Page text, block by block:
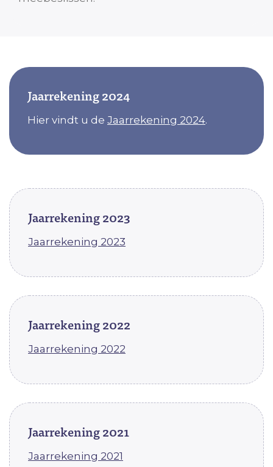
Jaarrekening 2024
Hier vindt u de Jaarrekening 2024.
Jaarrekening 2023
Jaarrekening 2023
Jaarrekening 2022
Jaarrekening 2022
Jaarrekening 2021
Jaarrekening 2021